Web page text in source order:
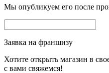
Мы опубликуем его после
Заявка на франшизу
Хотите открыть магазин в
с вами свяжемся!